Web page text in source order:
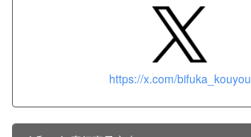
https://x.com/bifuka_kouyou